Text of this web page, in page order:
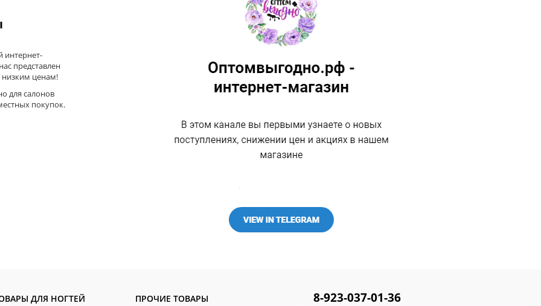
интернет-
представлен
ценам!
для салонов
покупок.
ДЛЯ НОГТЕЙ ПРОЧИЕ ТОВАРЫ 8-923-037-01-36